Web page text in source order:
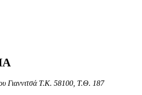
Γιαννιτσά Τ.Κ. 58100, Τ.Θ. 187